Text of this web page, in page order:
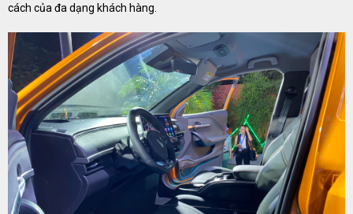
cách của đa dạng khách hàng.